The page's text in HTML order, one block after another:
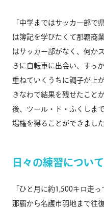
「中学まではサッカー部で
は簿記を学びたくて那覇商
はサッカー部がなく、何か
きに自転車に出会い、すっ
重ねていくうちに調子が上
きなわで結果を残せたこと
後、ツール・ド・ふくしま
場権を得ることができました
日々の練習について
「ひと月に約1,500キロ走
那覇から名護市羽地まで往